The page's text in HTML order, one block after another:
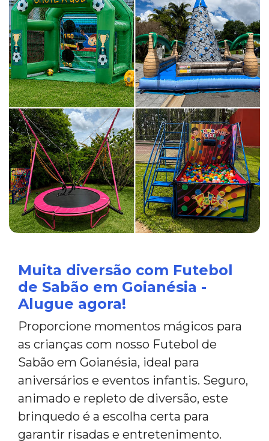
Muita diversão com Futebol
de Sabão em Goianésia -
Alugue agora!
Proporcione momentos mágicos para
as crianças com nosso Futebol de
Sabão em Goianésia, ideal para
aniversários e eventos infantis. Seguro,
animado e repleto de diversão, este
brinquedo é a escolha certa para
garantir risadas e entretenimento.